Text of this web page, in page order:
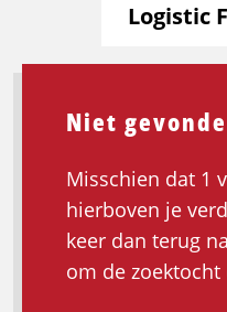
Logistic
Niet
Misschien dat 1
hierboven je
keer dan terug
om de